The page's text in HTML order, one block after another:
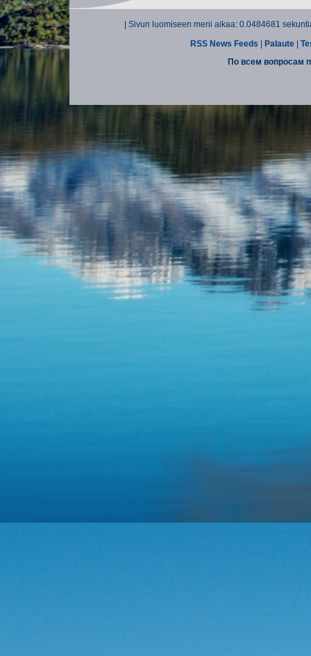
| Sivun luomiseen meni aikaa: 0.0484681
RSS News Feeds
Palaute
По всем вопросам